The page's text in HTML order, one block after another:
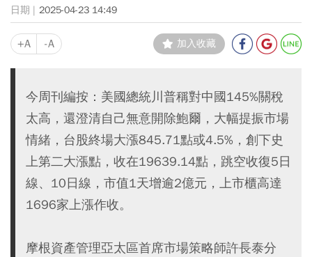
2025-04-23 14:49
+A -A 加入收藏
今周刊編按：美國總統川普稱對中國145%關稅
太高，還澄清自己無意開除鮑爾，大幅提振市場
情緒，台股終場大漲845.71點或4.5%，創下史
上第二大漲點，收在19639.14點，跳空收復5日
線、10日線，市值1天增逾2億元，上市櫃高達
1696家上漲作收。
摩根資產管理亞太區首席市場策略師許長泰分